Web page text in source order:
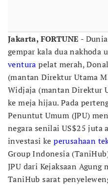
Jakarta, FORTUNE -
gempar kala dua nakhoda
ventura pelat merah,
(mantan Direktur Utama
Widjaja (mantan Direktur
ke meja hijau. Pada
Penuntut Umum (JPU)
negara senilai US$25 juta
investasi keperusahaan
Group Indonesia
JPU dari Kejaksaan
TaniHub sarat